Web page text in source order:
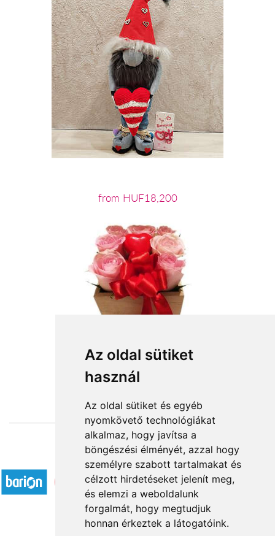
Az oldal sütiket
használ
Az oldal sütiket és egyéb
nyomkövető technológiákat
alkalmaz, hogy javítsa a
böngészési élményét, azzal hogy
személyre szabott tartalmakat és
célzott hirdetéseket jelenít meg,
és elemzi a weboldalunk
forgalmát, hogy megtudjuk
honnan érkeztek a látogatóink.
from HUF18,200
from HUF26,800
Accepted payment methods